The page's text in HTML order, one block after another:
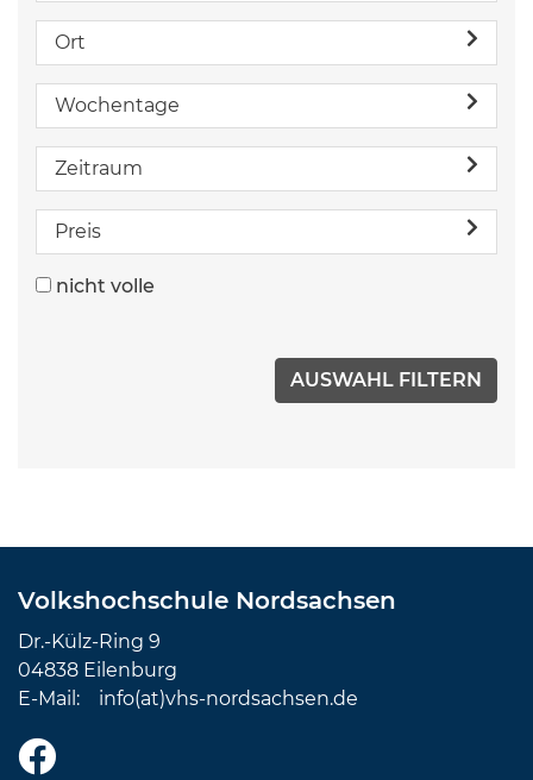
Ort
Wochentage
Zeitraum
Preis
nicht volle
Volkshochschule Nordsachsen
Dr.-Külz-Ring 9
04838 Eilenburg
E-Mail: info(at)vhs-nordsachsen.de